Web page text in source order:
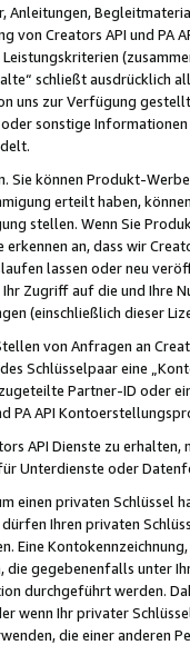
Anleitungen,
von Creators API und PA
schließt ausdrücklich
uns zur Verfügung
sonstige
können Produkt-
erteilt haben,
stellen. Wenn Sie
an, dass wir
lassen oder neu
Zugriff auf die und Ihre
(einschließlich dieser
von Anfragen an
Schlüsselpaar eine
Partner-ID oder
PA API
API Dienste zu
Unterdienste oder
einen privaten
Ihren privaten
Eine
gegebenenfalls unter
durchgeführt werden.
wenn Ihr privater
die einer anderen